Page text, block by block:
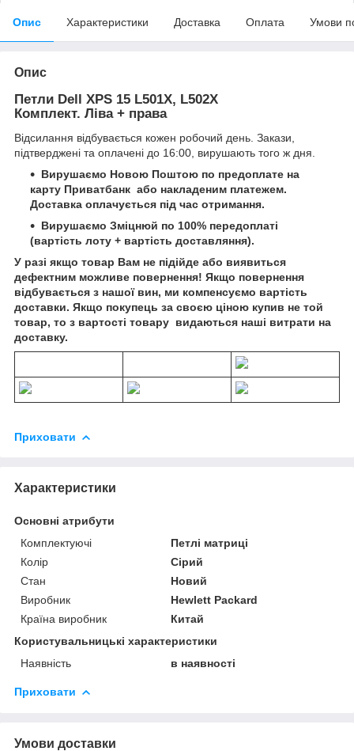
Опис Характеристики Доставка Оплата Умови
Опис
Петли Dell XPS 15 L501X, L502X
Комплект. Ліва + права
Відсилання відбувається кожен робочий день. Закази,
підтверджені та оплачені до 16:00, вирушають того ж дня.
Вирушаємо Новою Поштою по предоплате на
карту Приватбанк або накладеним платежем.
Доставка оплачується під час отримання.
Вирушаємо Зміцнюй по 100% передоплаті
(вартість лоту + вартість доставляння).
У разі якщо товар Вам не підійде або виявиться
дефектним можливе повернення! Якщо повернення
відбувається з нашої вин, ми компенсуємо вартість
доставки. Якщо покупець за своєю ціною купив не той
товар, то з вартості товару видаються наші витрати на
доставку.
Приховати
Характеристики
Основні атрибути
Комплектуючі
Петлі матриці
Колір
Сірий
Стан
Новий
Виробник
Hewlett Packard
Країна виробник
Китай
Користувальницькі характеристики
Наявність
в наявності
Приховати
Умови доставки